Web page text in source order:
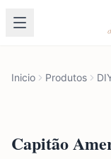
Inicio Produtos
Capitão